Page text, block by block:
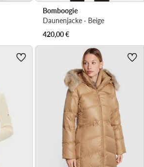
Bomboogie
Daunenjacke · Beige
420,00€